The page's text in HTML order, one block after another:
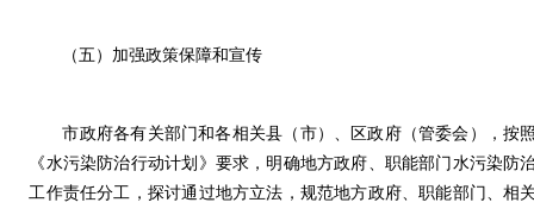
（五）加强政策保障和宣传
市政府各有关部门和各相关县（市）、区政府（管委会），按
《水污染防治行动计划》要求，明确地方政府、职能部门水污染防
工作责任分工，探讨通过地方立法，规范地方政府、职能部门、相